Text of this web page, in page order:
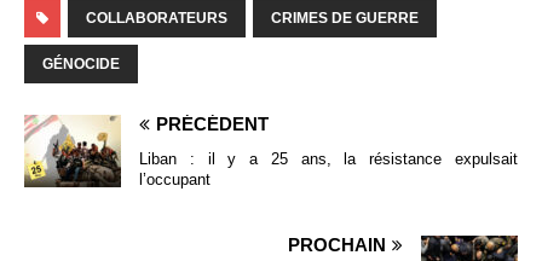
COLLABORATEURS CRIMES DE GUERRE
GÉNOCIDE
PRÉCÉDENT
Liban : il y a 25 ans, la résistance expulsait
l’occupant
PROCHAIN